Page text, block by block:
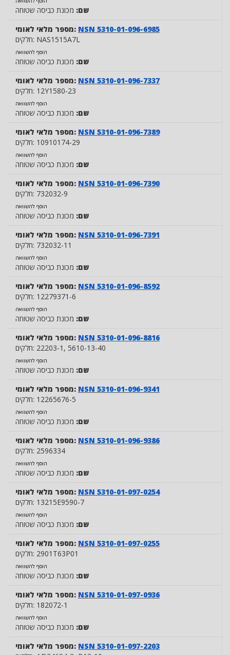
שם: מכונת כביסה שטוחה
מספר מלאי לאומי: NSN 5310-01-096-6985
חלקים: NAS1515A7L
הוסף להשוואה
שם: מכונת כביסה שטוחה
מספר מלאי לאומי: NSN 5310-01-096-7337
חלקים: 12Y1580-23
הוסף להשוואה
שם: מכונת כביסה שטוחה
מספר מלאי לאומי: NSN 5310-01-096-7389
חלקים: 10910174-29
הוסף להשוואה
שם: מכונת כביסה שטוחה
מספר מלאי לאומי: NSN 5310-01-096-7390
חלקים: 732032-9
הוסף להשוואה
שם: מכונת כביסה שטוחה
מספר מלאי לאומי: NSN 5310-01-096-7391
חלקים: 732032-11
הוסף להשוואה
שם: מכונת כביסה שטוחה
מספר מלאי לאומי: NSN 5310-01-096-8592
חלקים: 12279371-6
הוסף להשוואה
שם: מכונת כביסה שטוחה
מספר מלאי לאומי: NSN 5310-01-096-8816
חלקים: 22203-1 , 5610-13-40
הוסף להשוואה
שם: מכונת כביסה שטוחה
מספר מלאי לאומי: NSN 5310-01-096-9341
חלקים: 12265676-5
הוסף להשוואה
שם: מכונת כביסה שטוחה
מספר מלאי לאומי: NSN 5310-01-096-9386
חלקים: 2596334
הוסף להשוואה
שם: מכונת כביסה שטוחה
מספר מלאי לאומי: NSN 5310-01-097-0254
חלקים: 13215E9590-7
הוסף להשוואה
שם: מכונת כביסה שטוחה
מספר מלאי לאומי: NSN 5310-01-097-0255
חלקים: 2901T63P01
הוסף להשוואה
שם: מכונת כביסה שטוחה
מספר מלאי לאומי: NSN 5310-01-097-0936
חלקים: 182072-1
הוסף להשוואה
שם: מכונת כביסה שטוחה
מספר מלאי לאומי: NSN 5310-01-097-2203